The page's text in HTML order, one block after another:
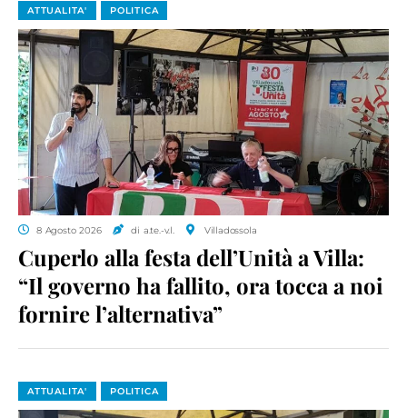
ATTUALITA' POLITICA
8 Agosto 2026 di a.te.-v.l. Villadossola
Cuperlo alla festa dell’Unità a Villa:
“Il governo ha fallito, ora tocca a noi
fornire l’alternativa”
ATTUALITA' POLITICA